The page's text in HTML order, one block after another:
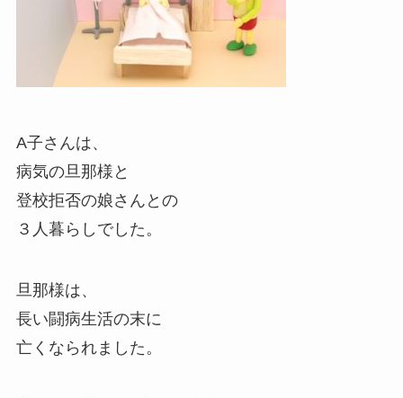
A子さんは、
病気の旦那様と
登校拒否の娘さんとの
３人暮らしでした。
旦那様は、
長い闘病生活の末に
亡くなられました。